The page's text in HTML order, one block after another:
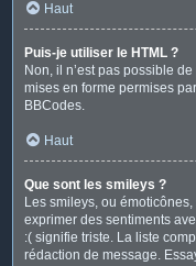
Haut
Puis-je utiliser le HTML ?
Non, il n’est pas possible
mises en forme permises
BBCodes.
Haut
Que sont les smileys ?
Les smileys, ou
exprimer des sentiments
:( signifie triste. La liste
rédaction de message.